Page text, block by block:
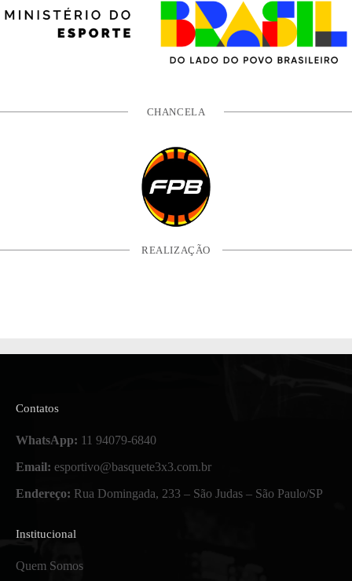
CHANCELA
REALIZAÇÃO
Contatos
WhatsApp: 11 94079-6840
Email: esportivo@basquete3x3.com.br
Endereço: Rua Domingada, 233 – São Judas – São Paulo/SP
Institucional
Quem Somos